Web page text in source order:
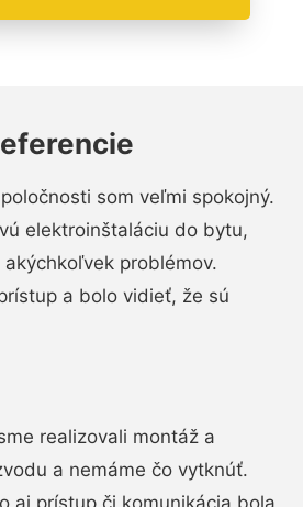
som veľmi spokojný.
elektroinštaláciu do bytu,
problémov.
a bolo vidieť, že sú
realizovali montáž a
a nemáme čo vytknúť.
aj prístup či komunikácia bola